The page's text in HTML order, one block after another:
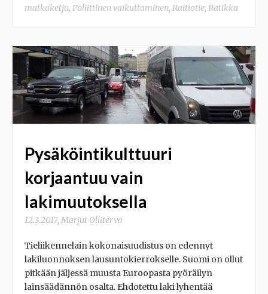
matkaketju, Poliittinen vaikuttaminen, Raitiotie, Ratikka
Pysäköintikulttuuri
korjaantuu vain
lakimuutoksella
12.3.2017, Marjut Ollitervo
Tieliikennelain kokonaisuudistus on edennyt
lakiluonnoksen lausuntokierrokselle. Suomi on ollut
pitkään jäljessä muusta Euroopasta pyöräilyn
lainsäädännön osalta. Ehdotettu laki lyhentää